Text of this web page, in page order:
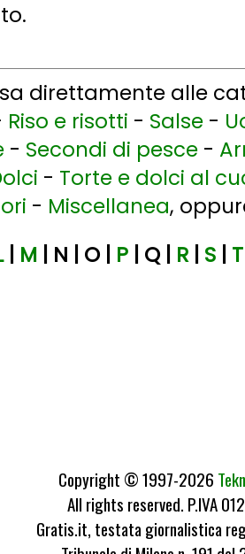
direttamente alle
Riso e risotti - Salse -
- Secondi di pesce -
- Torte e dolci al
- Miscellanea,
| M | N | O | P | Q | R| S T
Copyright © 1997-2026
All rights reserved. P.IVA
Gratis.it, testata giornalistica